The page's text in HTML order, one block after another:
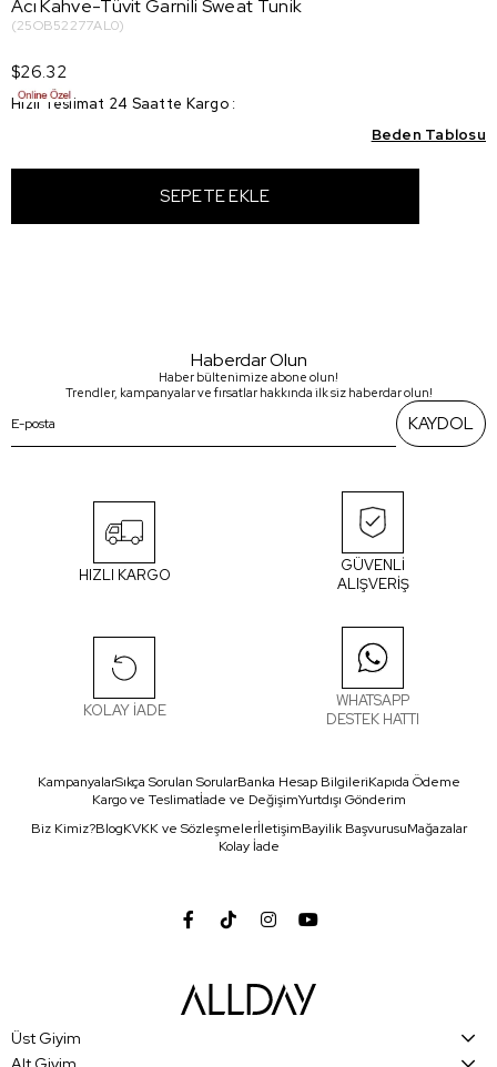
Acı Kahve-Tüvit Garnili Sweat Tunik
(25OB52277AL0)
$26.32
Hızlı Teslimat 24 Saatte Kargo :
Beden Tablosu
Haberdar Olun
Haber bültenimize abone olun!
Trendler, kampanyalar ve fırsatlar hakkında ilk siz haberdar olun!
KAYDOL
HIZLI KARGO
GÜVENLİ
ALIŞVERİŞ
KOLAY İADE
WHATSAPP
DESTEK HATTI
KampanyalarSıkça Sorulan SorularBanka Hesap BilgileriKapıda Ödeme
Kargo ve Teslimatİade ve DeğişimYurtdışı Gönderim
Biz Kimiz?BlogKVKK ve SözleşmelerİletişimBayilik BaşvurusuMağazalar
Kolay İade
Üst Giyim